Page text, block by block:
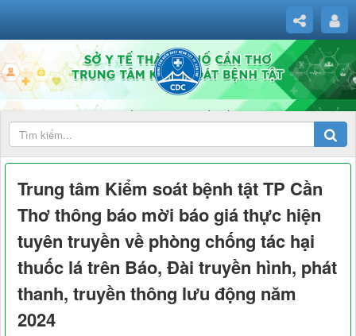
Trung tâm Kiểm soát bệnh tật TP Cần
Thơ thông báo mời báo giá thực hiện
tuyên truyền về phòng chống tác hại
thuốc lá trên Báo, Đài truyền hình, phát
thanh, truyền thông lưu động năm
2024